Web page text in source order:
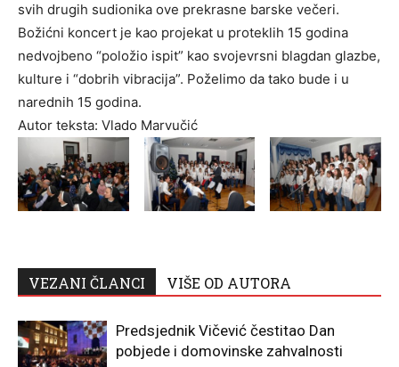
svih drugih sudionika ove prekrasne barske večeri.
Božićni koncert je kao projekat u proteklih 15 godina
nedvojbeno “položio ispit” kao svojevrsni blagdan glazbe,
kulture i “dobrih vibracija”. Poželimo da tako bude i u
narednih 15 godina.
Autor teksta: Vlado Marvučić
VEZANI ČLANCI VIŠE OD AUTORA
Predsjednik Vičević čestitao Dan
pobjede i domovinske zahvalnosti